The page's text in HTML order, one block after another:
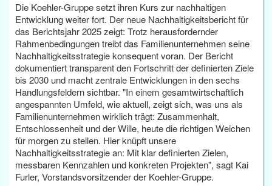
Die Koehler-Gruppe setzt ihren Kurs zur nachhaltigen
Entwicklung weiter fort. Der neue Nachhaltigkeitsbericht für
das Berichtsjahr 2025 zeigt: Trotz herausfordernder
Rahmenbedingungen treibt das Familienunternehmen seine
Nachhaltigkeitsstrategie konsequent voran. Der Bericht
dokumentiert transparent den Fortschritt der definierten Ziele
bis 2030 und macht zentrale Entwicklungen in den sechs
Handlungsfeldern sichtbar. "In einem gesamtwirtschaftlich
angespannten Umfeld, wie aktuell, zeigt sich, was uns als
Familienunternehmen wirklich trägt: Zusammenhalt,
Entschlossenheit und der Wille, heute die richtigen Weichen
für morgen zu stellen. Hier knüpft unsere
Nachhaltigkeitsstrategie an: Mit klar definierten Zielen,
messbaren Kennzahlen und konkreten Projekten", sagt Kai
Furler, Vorstandsvorsitzender der Koehler-Gruppe.